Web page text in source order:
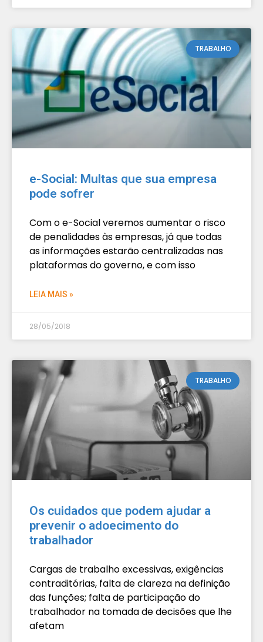
TRABALHO
e-Social: Multas que sua empresa
pode sofrer
Com o e-Social veremos aumentar o risco
de penalidades às empresas, já que todas
as informações estarão centralizadas nas
plataformas do governo, e com isso
LEIA MAIS »
28/05/2018
TRABALHO
Os cuidados que podem ajudar a
prevenir o adoecimento do
trabalhador
Cargas de trabalho excessivas, exigências
contraditórias, falta de clareza na definição
das funções; falta de participação do
trabalhador na tomada de decisões que lhe
afetam